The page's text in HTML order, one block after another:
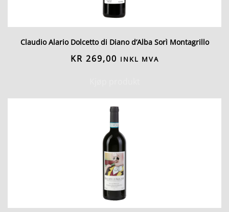
Claudio Alario Dolcetto di Diano d’Alba Sorì Montagrillo
KR 269,00 INKL MVA